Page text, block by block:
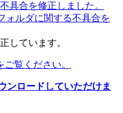
具合を修正しました。
ォルダに関する不具合を
しています。
覧ください。
ンロードしていただけま